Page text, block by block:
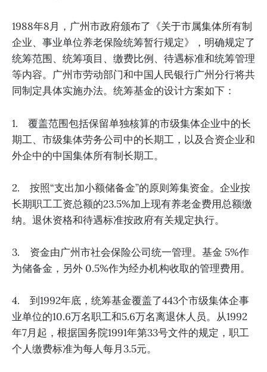
1988年8月，广州市政府颁布了《关于市属集体所有制
企业、事业单位养老保险统筹暂行规定》，明确规定了
统筹范围、统筹项目、缴费比例、待遇标准和统筹管理
等内容。广州市劳动部门和中国人民银行广州分行将共
同制定具体实施办法。统筹基金的设计方案如下：
1. 覆盖范围包括保留单独核算的市级集体企业中的长
期工、市级集体劳务公司中的长期工，以及合资企业和
外企中的中国集体所有制长期工。
2. 按照“支出加小额储备金”的原则筹集资金。企业按
长期职工工资总额的23.5%加上现有养老金费用总额缴
纳。退休资格和待遇标准按政府有关规定执行。
3. 资金由广州市社会保险公司统一管理。基金 5%作
为储备金，另外 0.5%作为经办机构收取的管理费用。
4. 到1992年底，统筹基金覆盖了443个市级集体企事
业单位的10.6万名职工和5.6万名离退休人员。从1992
年7月起，根据国务院1991年第33号文件的规定，职工
个人缴费标准为每人每月3.5元。